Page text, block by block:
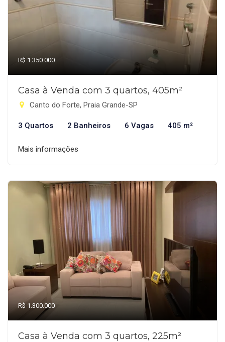
R$ 1.350.000
Casa à Venda com 3 quartos, 405m²
Canto do Forte, Praia Grande-SP
3 Quartos 2 Banheiros 6 Vagas 405 m²
Mais informações
R$ 1.300.000
Casa à Venda com 3 quartos, 225m²